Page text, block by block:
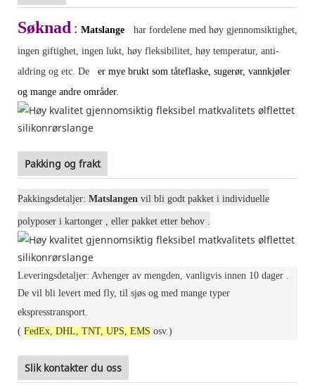
Søknad : Matslange
har fordelene med høy gjennomsiktighet,
ingen giftighet, ingen lukt, høy fleksibilitet, høy temperatur, anti-
aldring og etc. De
er mye brukt som tåteflaske, sugerør, vannkjøler
og mange andre områder.
Pakking og frakt
Pakkingsdetaljer: Matslangen vil bli godt pakket i individuelle
polyposer i kartonger , eller pakket etter behov
Leveringsdetaljer: Avhenger av mengden, vanligvis innen 10 dager
De vil bli levert med fly, til sjøs og med mange typer
ekspresstransport.
( FedEx, DHL, TNT, UPS, EMS osv.)
Slik kontakter du oss